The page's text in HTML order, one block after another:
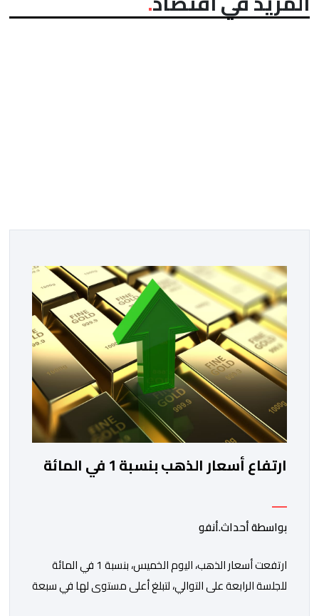
ارتفاع أسعار الذهب بنسبة 1 في المائة
بواسطة أحداث.أنفو
ارتفعت أسعار الذهب، اليوم الخميس، بنسبة 1 في المائة
للجلسة الرابعة على التوالي، لتبلغ أعلى مستوى لها في سبعة